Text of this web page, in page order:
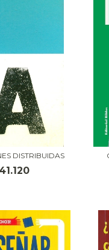
DISTRIBUIDAS